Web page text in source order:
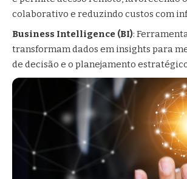
colaborativo e reduzindo custos com
Business Intelligence (BI):
transformam dados em insights para
de decisão e o planejamento